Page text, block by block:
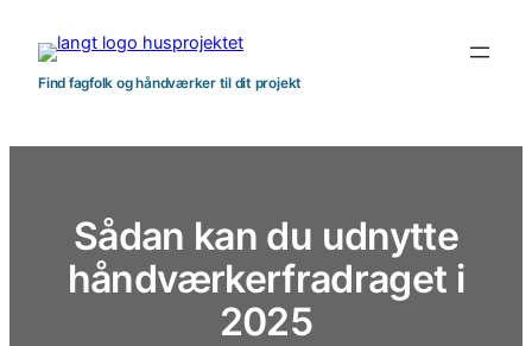
indhold
Find fagfolk og håndværker til dit projekt
Sådan kan du udnytte
håndværkerfradraget i
2025